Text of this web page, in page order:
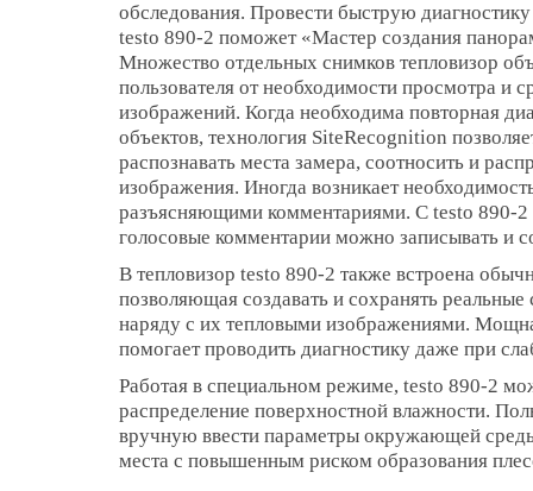
обследования. Провести быструю
testo 890-2 поможет «Мастер создания
Множество отдельных снимков тепловизор
пользователя от необходимости просмотра и
изображений. Когда необходима повторная
объектов, технология SiteRecognition
распознавать места замера, соотносить и
изображения. Иногда возникает
разъясняющими комментариями. C testo 890-
голосовые комментарии можно записывать и
В тепловизор testo 890-2 также встроена
позволяющая создавать и сохранять
наряду с их тепловыми изображениями.
помогает проводить диагностику даже при
Работая в специальном режиме, testo 890-2
распределение поверхностной влажности.
вручную ввести параметры окружающей
места с повышенным риском образования